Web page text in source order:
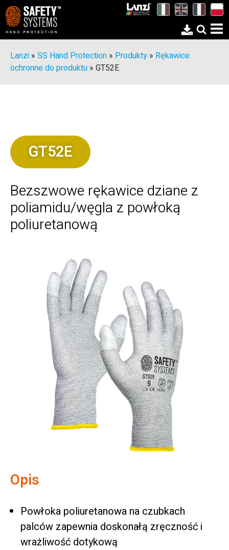
Lanzi » SS Hand Protection » Produkty » Rękawice
ochronne do produktu » GT52E
GT52E
Bezszwowe rękawice dziane z
poliamidu/węgla z powłoką
poliuretanową
Opis
Powłoka poliuretanowa na czubkach
palców zapewnia doskonałą zręczność i
wrażliwość dotykową